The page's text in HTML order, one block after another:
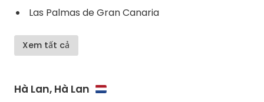
Las Palmas de Gran Canaria
Xem tất cả
Hà Lan, Hà Lan